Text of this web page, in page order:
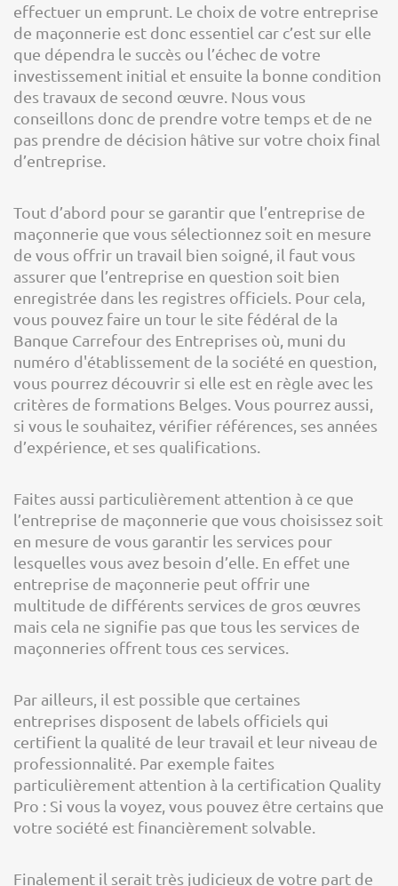
effectuer un emprunt. Le choix de votre entreprise
de maçonnerie est donc essentiel car c’est sur elle
que dépendra le succès ou l’échec de votre
investissement initial et ensuite la bonne condition
des travaux de second œuvre. Nous vous
conseillons donc de prendre votre temps et de ne
pas prendre de décision hâtive sur votre choix final
d’entreprise.
Tout d’abord pour se garantir que l’entreprise de
maçonnerie que vous sélectionnez soit en mesure
de vous offrir un travail bien soigné, il faut vous
assurer que l’entreprise en question soit bien
enregistrée dans les registres officiels. Pour cela,
vous pouvez faire un tour le site fédéral de la
Banque Carrefour des Entreprises où, muni du
numéro d'établissement de la société en question,
vous pourrez découvrir si elle est en règle avec les
critères de formations Belges. Vous pourrez aussi,
si vous le souhaitez, vérifier références, ses années
d’expérience, et ses qualifications.
Faites aussi particulièrement attention à ce que
l’entreprise de maçonnerie que vous choisissez soit
en mesure de vous garantir les services pour
lesquelles vous avez besoin d’elle. En effet une
entreprise de maçonnerie peut offrir une
multitude de différents services de gros œuvres
mais cela ne signifie pas que tous les services de
maçonneries offrent tous ces services.
Par ailleurs, il est possible que certaines
entreprises disposent de labels officiels qui
certifient la qualité de leur travail et leur niveau de
professionnalité. Par exemple faites
particulièrement attention à la certification Quality
Pro : Si vous la voyez, vous pouvez être certains que
votre société est financièrement solvable.
Finalement il serait très judicieux de votre part de